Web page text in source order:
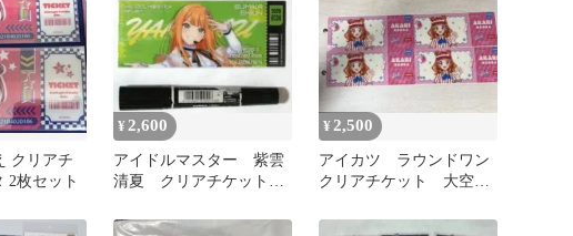
クリアチ
2枚セット
¥ 2,600
アイドルマスター 紫雲
清夏 クリアチケット
¥ 2,500
アイカツ ラウンドワン
クリアチケット 大空あ